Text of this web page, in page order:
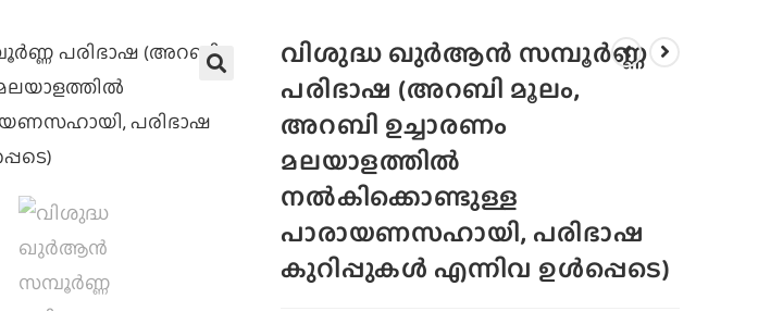
വിശുദ്ധ ഖുർആൻ സമ്പൂർണ്ണ
പരിഭാഷ (അറബി മൂലം,
അറബി ഉച്ചാരണം
മലയാളത്തിൽ
നൽകിക്കൊണ്ടുള്ള
പാരായണസഹായി, പരിഭാഷ
കുറിപ്പുകൾ എന്നിവ ഉൾപ്പെടെ)